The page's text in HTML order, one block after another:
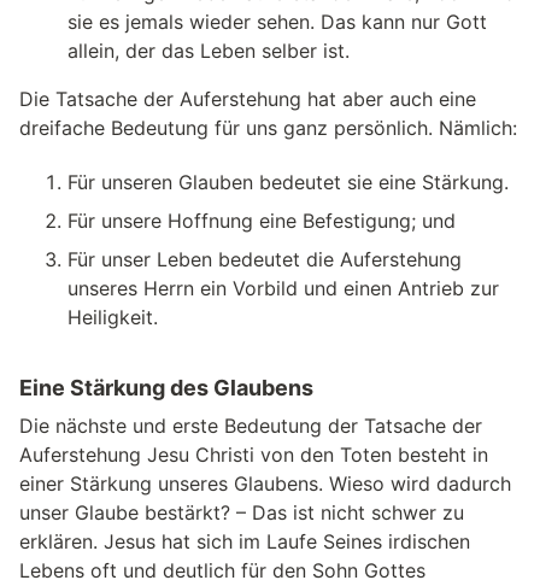
sie es jemals wieder sehen. Das kann nur Gott
allein, der das Leben selber ist.
Die Tatsache der Auferstehung hat aber auch eine
dreifache Bedeutung für uns ganz persönlich. Nämlich:
Für unseren Glauben bedeutet sie eine Stärkung.
Für unsere Hoffnung eine Befestigung; und
Für unser Leben bedeutet die Auferstehung
unseres Herrn ein Vorbild und einen Antrieb zur
Heiligkeit.
Eine Stärkung des Glaubens
Die nächste und erste Bedeutung der Tatsache der
Auferstehung Jesu Christi von den Toten besteht in
einer Stärkung unseres Glaubens. Wieso wird dadurch
unser Glaube bestärkt? – Das ist nicht schwer zu
erklären. Jesus hat sich im Laufe Seines irdischen
Lebens oft und deutlich für den Sohn Gottes